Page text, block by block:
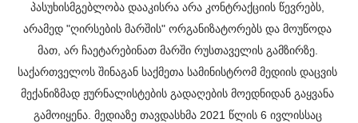
პასუხისმგებლობა დააკისრა არა კონტრაქციის წევრებს,
არამედ "ღირსების მარშის" ორგანიზატორებს და მოუწოდა
მათ, არ ჩაეტარებინათ მარში რუსთაველის გამზირზე.
საქართველოს შინაგან საქმეთა სამინისტრომ მედიის დაცვის
მექანიზმად ჟურნალისტების გადაღების მოედნიდან გაყვანა
გამოიყენა. მედიაზე თავდასხმა 2021 წლის 6 ივლისსაც